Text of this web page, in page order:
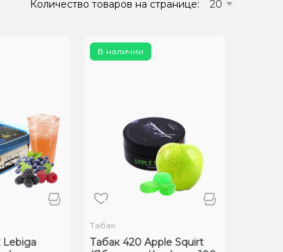
Количество товаров на странице: 20
Lebiga
В наличии
Табак
Табак 420 Apple Squirt